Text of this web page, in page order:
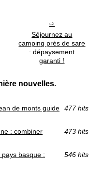
Séjournez au
camping près de sare
: dépaysement
garanti !
nouvelles.
de monts guide
477 hits
: combiner
473 hits
basque :
546 hits